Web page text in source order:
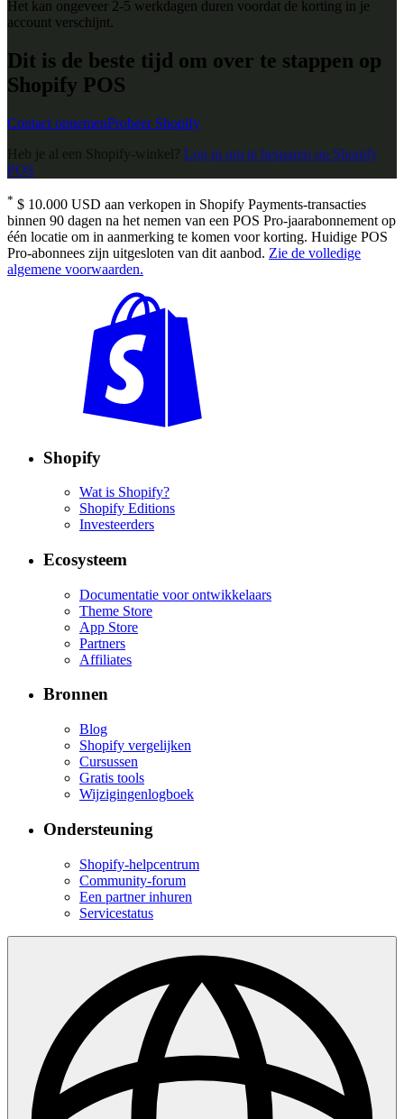
Het kan ongeveer 2-5 werkdagen duren voordat de korting in je
account verschijnt.
Dit is de beste tijd om over te stappen op
Shopify POS
Contact opnemenProbeer Shopify
Heb je al een Shopify-winkel? Log in om te besparen op Shopify
POS
* $ 10.000 USD aan verkopen in Shopify Payments-transacties
binnen 90 dagen na het nemen van een POS Pro-jaarabonnement op
één locatie om in aanmerking te komen voor korting. Huidige POS
Pro-abonnees zijn uitgesloten van dit aanbod. Zie de volledige
algemene voorwaarden.
Shopify
Wat is Shopify?
Shopify Editions
Investeerders
Ecosysteem
Documentatie voor ontwikkelaars
Theme Store
App Store
Partners
Affiliates
Bronnen
Blog
Shopify vergelijken
Cursussen
Gratis tools
Wijzigingenlogboek
Ondersteuning
Shopify-helpcentrum
Community-forum
Een partner inhuren
Servicestatus